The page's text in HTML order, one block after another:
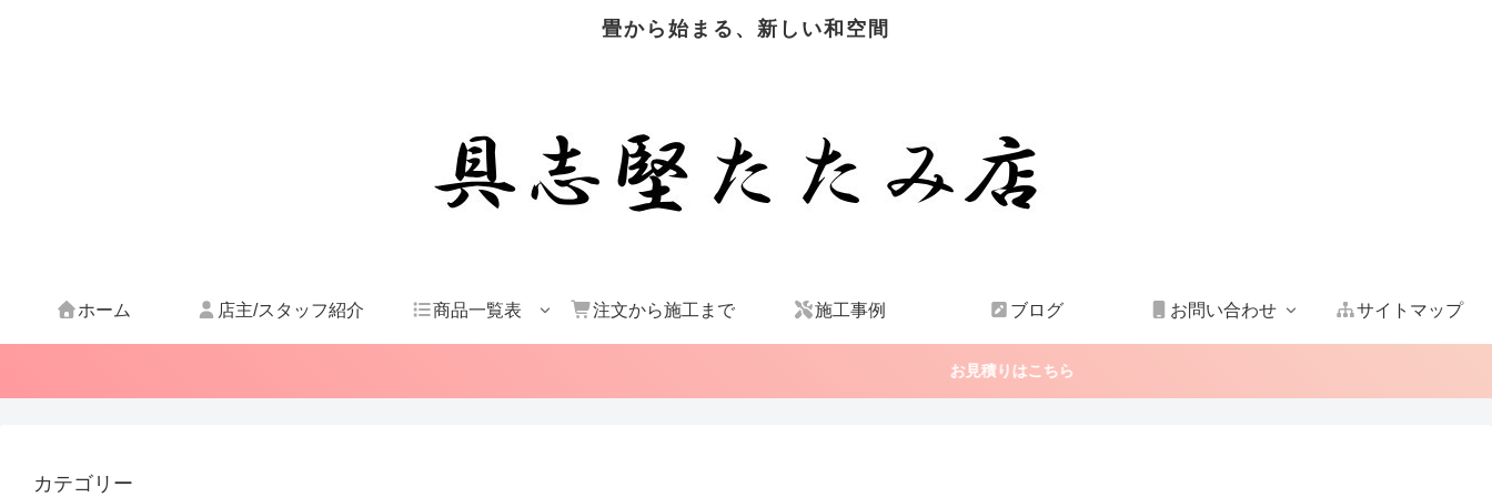
畳から始まる、新しい和空間
ホーム 店主/スタッフ紹介 商品一覧表 注文から施工まで 施工事例 ブログ お問い合わせ サイトマップ
カテゴリー